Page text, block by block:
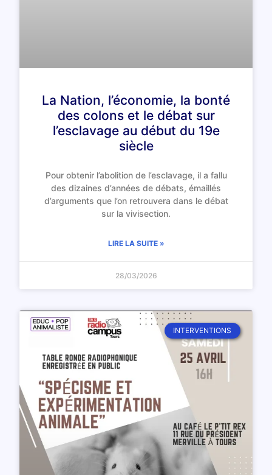
La Nation, l’économie, la bonté
des colons et le débat sur
l’esclavage au début du 19e
siècle
Pour obtenir l’abolition de l’esclavage, il a fallu
des dizaines d’années de débats, émaillés
d’arguments que l’on retrouvera dans le débat
sur la vivisection.
LIRE LA SUITE »
28/03/2026
INTERVENTIONS